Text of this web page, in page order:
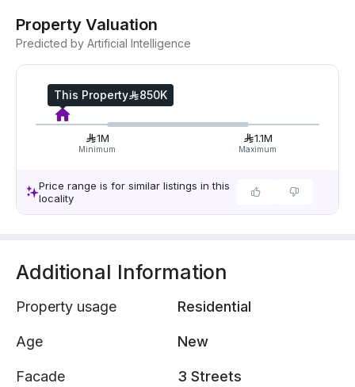
Property Valuation
Predicted by Artificial Intelligence
This Property 850K
1M
Minimum
1.1M
Maximum
Price range is for similar listings in this
locality
Additional Information
Property usage Residential
Age New
Facade 3 Streets